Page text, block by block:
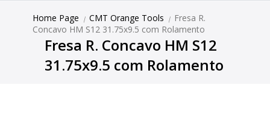
Home Page | CMT Orange Tools | Fresa R.
Concavo HM S12 31.75x9.5 com Rolamento
Fresa R. Concavo HM S12
31.75x9.5 com Rolamento